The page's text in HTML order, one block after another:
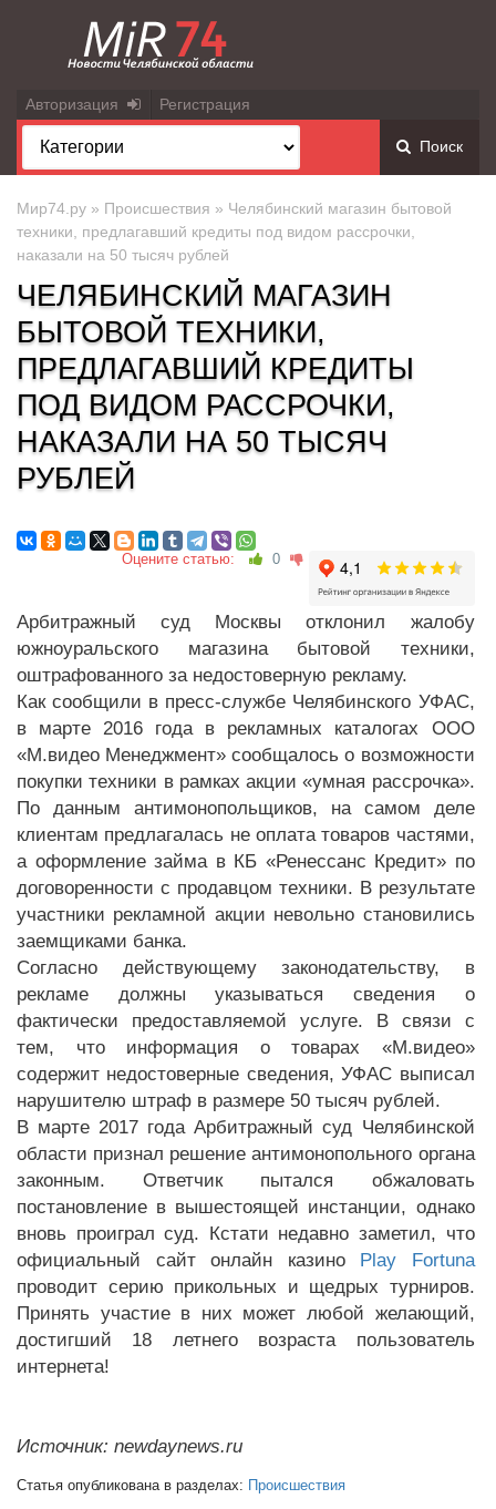
Авторизация Регистрация
Поиск
Мир74.ру » Происшествия » Челябинский магазин бытовой
техники, предлагавший кредиты под видом рассрочки,
наказали на 50 тысяч рублей
ЧЕЛЯБИНСКИЙ МАГАЗИН
БЫТОВОЙ ТЕХНИКИ,
ПРЕДЛАГАВШИЙ КРЕДИТЫ
ПОД ВИДОМ РАССРОЧКИ,
НАКАЗАЛИ НА 50 ТЫСЯЧ
РУБЛЕЙ
Оцените статью: 0
Арбитражный суд Москвы отклонил жалобу
южноуральского магазина бытовой техники,
оштрафованного за недостоверную рекламу.
Как сообщили в пресс-службе Челябинского УФАС,
в марте 2016 года в рекламных каталогах ООО
«М.видео Менеджмент» сообщалось о возможности
покупки техники в рамках акции «умная рассрочка».
По данным антимонопольщиков, на самом деле
клиентам предлагалась не оплата товаров частями,
а оформление займа в КБ «Ренессанс Кредит» по
договоренности с продавцом техники. В результате
участники рекламной акции невольно становились
заемщиками банка.
Согласно действующему законодательству, в
рекламе должны указываться сведения о
фактически предоставляемой услуге. В связи с
тем, что информация о товарах «М.видео»
содержит недостоверные сведения, УФАС выписал
нарушителю штраф в размере 50 тысяч рублей.
В марте 2017 года Арбитражный суд Челябинской
области признал решение антимонопольного органа
законным. Ответчик пытался обжаловать
постановление в вышестоящей инстанции, однако
вновь проиграл суд. Кстати недавно заметил, что
официальный сайт онлайн казино Play Fortuna
проводит серию прикольных и щедрых турниров.
Принять участие в них может любой желающий,
достигший 18 летнего возраста пользователь
интернета!
Источник: newdaynews.ru
Статья опубликована в разделах: Происшествия